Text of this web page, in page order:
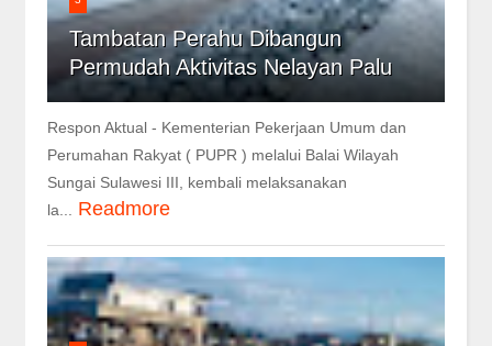
Tambatan Perahu Dibangun
Permudah Aktivitas Nelayan Palu
Respon Aktual - Kementerian Pekerjaan Umum dan
Perumahan Rakyat ( PUPR ) melalui Balai Wilayah
Sungai Sulawesi III, kembali melaksanakan
la...
Readmore